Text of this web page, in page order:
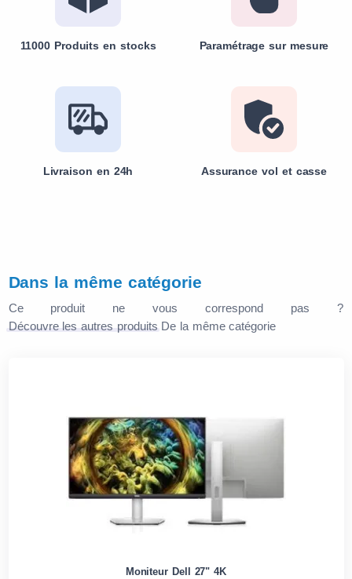
11000 Produits en stocks Paramétrage sur mesure
Livraison en 24h Assurance vol et casse
Dans la même catégorie
Ce produit ne vous correspond pas ?
Découvre les autres produits De la même catégorie
Moniteur Dell 27" 4K